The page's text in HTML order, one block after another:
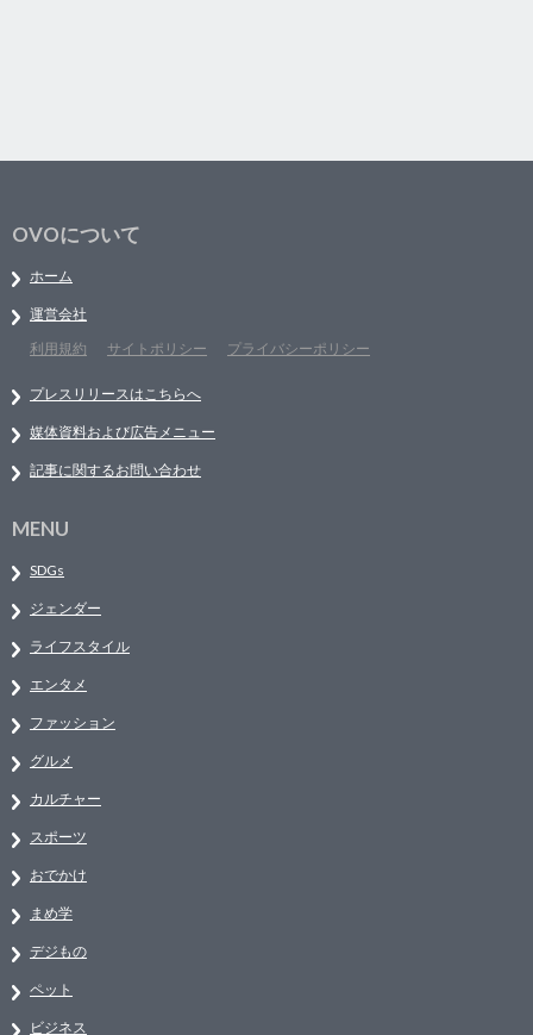
OVOについて
ホーム
運営会社
利用規約
サイトポリシー プライバシーポリシー
プレスリリースはこちらへ
媒体資料および広告メニュー
記事に関するお問い合わせ
MENU
SDGs
ジェンダー
ライフスタイル
エンタメ
ファッション
グルメ
カルチャー
スポーツ
おでかけ
まめ学
デジもの
ペット
ビジネス